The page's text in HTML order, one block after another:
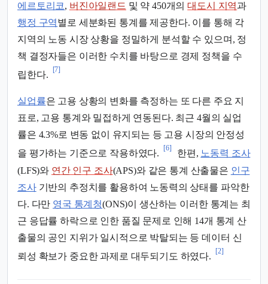
에르토리코, 버진아일랜드 및 약 450개의대도시 지역과
행정 구역별로 세분화된 통계를 제공한다. 이를 통해 각
지역의 노동 시장 상황을 정밀하게 분석할 수 있으며, 정
책 결정자들은 이러한 수치를 바탕으로 경제 정책을 수
립한다.
[7]
실업률은 고용 상황의 변화를 측정하는 또 다른 주요 지
표로, 고용 통계와 밀접하게 연동된다. 최근 4월의 실업
률은 4.3%로 변동 없이 유지되는 등 고용 시장의 안정성
을 평가하는 기준으로 작용하였다.
[6]
한편, 노동력 조사
(LFS)와 연간 인구 조사(APS)와 같은 통계 산출물은 인구
조사기반의 추정치를 활용하여 노동력의 상태를 파악한
다. 다만 영국 통계청(ONS)이 생산하는 이러한 통계는 최
근 응답률 하락으로 인한 품질 문제로 인해 14개 통계 산
출물의 공인 지위가 일시적으로 박탈되는 등 데이터 신
뢰성 확보가 중요한 과제로 대두되기도 하였다.
[2]